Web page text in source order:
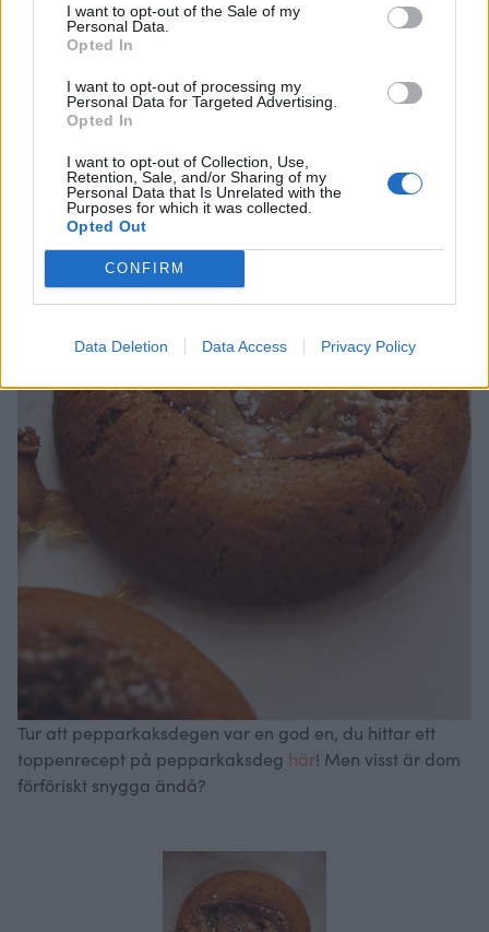
I want to opt-out of the Sale of my
Personal Data.
Opted In
I want to opt-out of processing my
Personal Data for Targeted Advertising.
Opted In
I want to opt-out of Collection, Use,
Retention, Sale, and/or Sharing of my
Personal Data that Is Unrelated with the
Purposes for which it was collected.
Opted Out
CONFIRM
Data Deletion Data Access Privacy Policy
Tur att pepparkaksdegen var en god en, du hittar ett
toppenrecept på pepparkaksdeg här! Men visst är dom
förföriskt snygga ändå?